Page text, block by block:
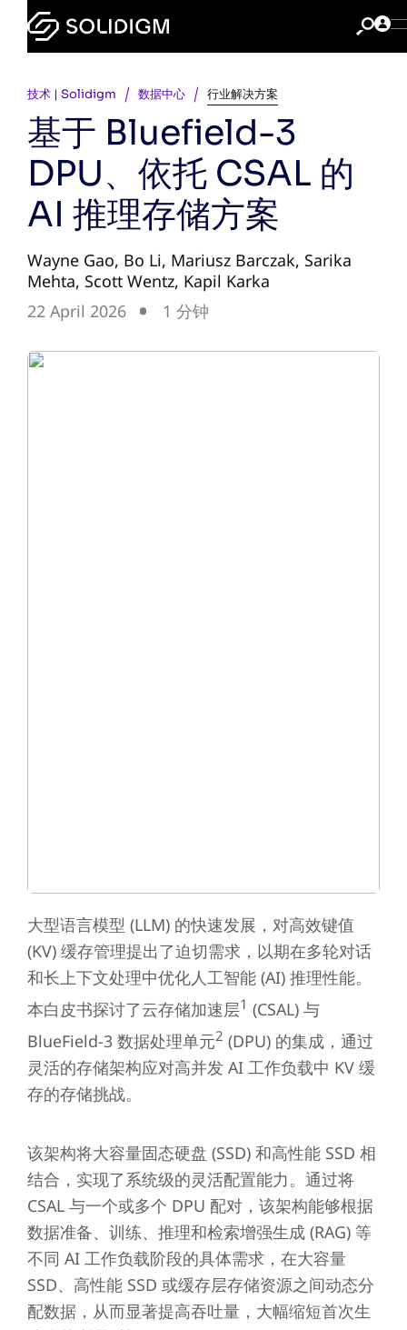
技术 | Solidigm 数据中心 行业解决方案
基于 Bluefield-3
DPU、依托 CSAL 的
AI 推理存储方案
Wayne Gao, Bo Li, Mariusz Barczak, Sarika
Mehta, Scott Wentz, Kapil Karka
22 April 2026
1 分钟
大型语言模型 (LLM) 的快速发展，对高效键值
(KV) 缓存管理提出了迫切需求，以期在多轮对话
和长上下文处理中优化人工智能 (AI) 推理性能。
本白皮书探讨了云存储加速层1 (CSAL) 与
BlueField-3 数据处理单元2 (DPU) 的集成，通过
灵活的存储架构应对高并发 AI 工作负载中 KV 缓
存的存储挑战。
该架构将大容量固态硬盘 (SSD) 和高性能 SSD 相
结合，实现了系统级的灵活配置能力。通过将
CSAL 与一个或多个 DPU 配对，该架构能够根据
数据准备、训练、推理和检索增强生成 (RAG) 等
不同 AI 工作负载阶段的具体需求，在大容量
SSD、高性能 SSD 或缓存层存储资源之间动态分
配数据，从而显著提高吞吐量，大幅缩短首次生